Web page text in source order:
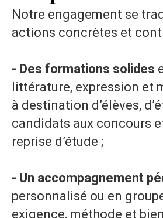
Notre engagement se
actions concrètes et
- Des formations solides
littérature, expression et
à destination d’élèves,
candidats aux concours
reprise d’étude ;
- Un accompagnement
personnalisé ou en
exigence, méthode et